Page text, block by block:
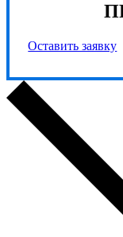
Оставить заявку